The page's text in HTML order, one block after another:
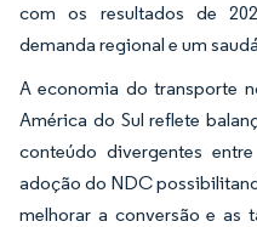
com os resultados de
demanda regional e um
A economia do transporte
América do Sul reflete
conteúdo divergentes
adoção do NDC
melhorar a conversão e as